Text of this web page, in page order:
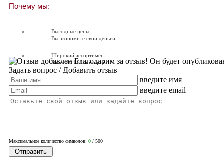
Почему мы:
Выгодные цены
Вы экономите свои деньги
Широкий ассортимент
Более 90 000 позиций
Доставка по России от 250 руб.
Вопросы? Звоните!
Благодарим за отзыв! Он будет
Задать вопрос / Добавить отзыв
введите имя
введите email
Максимальное количество символов: 0 / 500